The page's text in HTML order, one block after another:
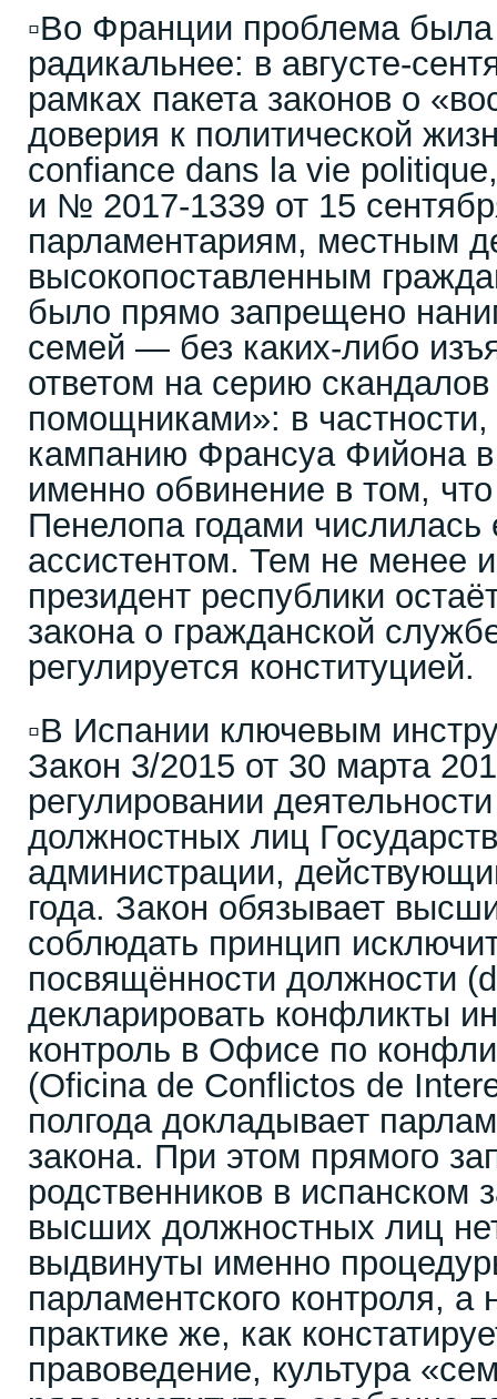
▫️Во Франции проблема
радикальнее: в августе-
рамках пакета законов о
доверия к политической
confiance dans la vie
и № 2017-1339 от 15
парламентариям, местным
высокопоставленным
было прямо запрещено
семей — без каких-либо
ответом на серию
помощниками»: в частности,
кампанию Франсуа Фийона в
именно обвинение в том, что
Пенелопа годами числилась
ассистентом. Тем не менее
президент республики
закона о гражданской
регулируется конституцией.
▫️В Испании ключевым
Закон 3/2015 от 30 марта
регулировании
должностных лиц
администрации,
года. Закон обязывает
соблюдать принцип
посвящённости должности
декларировать конфликты
контроль в Офисе по
(Oficina de Conflictos de
полгода докладывает
закона. При этом прямого
родственников в испанском
высших должностных лиц
выдвинуты именно
парламентского контроля, а
практике же, как
правоведение, культура